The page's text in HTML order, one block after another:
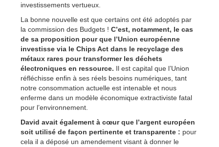
investissements vertueux.
La bonne nouvelle est que certains ont été adoptés par
la commission des Budgets ! C’est, notamment, le cas
de sa proposition pour que l’Union européenne
investisse via le Chips Act dans le recyclage des
métaux rares pour transformer les déchets
électroniques en ressource. Il est capital que l’Union
réfléchisse enfin à ses réels besoins numériques, tant
notre consommation actuelle est intenable et nous
enferme dans un modèle économique extractiviste fatal
pour l’environnement.
David avait également à cœur que l’argent européen
soit utilisé de façon pertinente et transparente : pour
cela il a déposé un amendement visant à donner le